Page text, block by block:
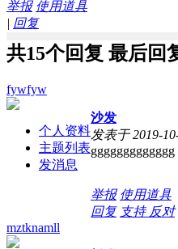
举报 使用道具
| 回复
共15个回复 最后回
fywfyw
个人资料
主题列表
发消息
沙发
发表于 2019-
ggggggggggggg
举报 使用道具
回复 支持 反对
mztknamll